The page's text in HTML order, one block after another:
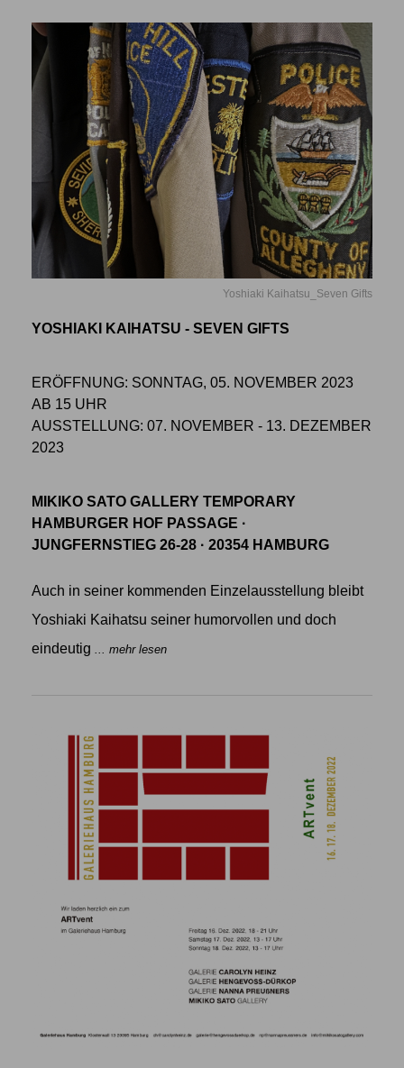
Yoshiaki Kaihatsu_Seven Gifts
YOSHIAKI KAIHATSU - SEVEN GIFTS
ERÖFFNUNG: SONNTAG, 05. NOVEMBER 2023
AB 15 UHR
AUSSTELLUNG: 07. NOVEMBER - 13. DEZEMBER
2023
MIKIKO SATO GALLERY TEMPORARY
HAMBURGER HOF PASSAGE ·
JUNGFERNSTIEG 26-28 · 20354 HAMBURG
Auch in seiner kommenden Einzelausstellung bleibt
Yoshiaki Kaihatsu seiner humorvollen und doch
eindeutig ... mehr lesen